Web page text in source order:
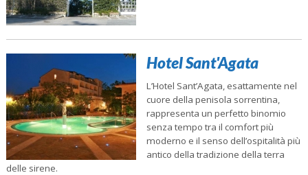
Hotel Sant'Agata
L’Hotel Sant’Agata, esattamente nel
cuore della penisola sorrentina,
rappresenta un perfetto binomio
senza tempo tra il comfort più
moderno e il senso dell’ospitalità più
antico della tradizione della terra
delle sirene.